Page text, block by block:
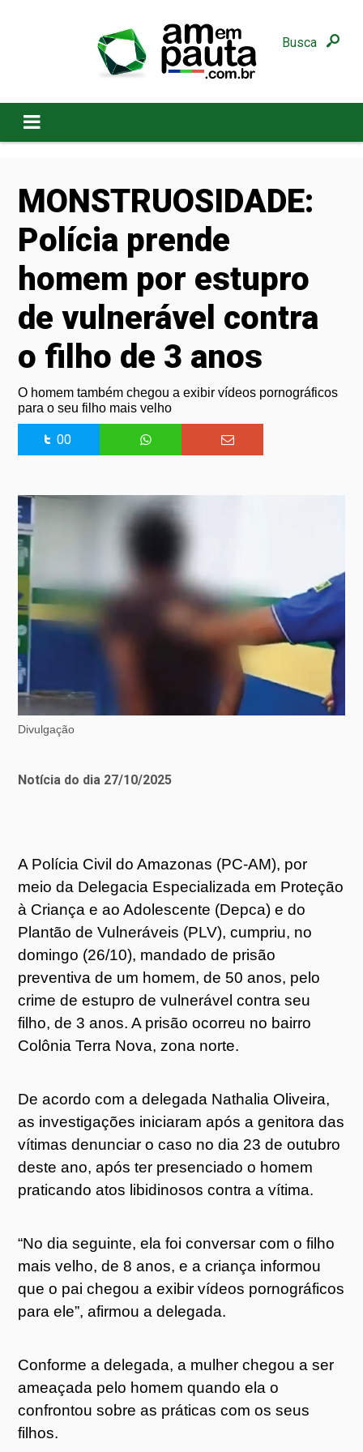
Busca
MONSTRUOSIDADE:
Polícia prende
homem por estupro
de vulnerável contra
o filho de 3 anos
O homem também chegou a exibir vídeos pornográficos
para o seu filho mais velho
00
Divulgação
Notícia do dia 27/10/2025
A Polícia Civil do Amazonas (PC-AM), por
meio da Delegacia Especializada em Proteção
à Criança e ao Adolescente (Depca) e do
Plantão de Vulneráveis (PLV), cumpriu, no
domingo (26/10), mandado de prisão
preventiva de um homem, de 50 anos, pelo
crime de estupro de vulnerável contra seu
filho, de 3 anos. A prisão ocorreu no bairro
Colônia Terra Nova, zona norte.
De acordo com a delegada Nathalia Oliveira,
as investigações iniciaram após a genitora das
vítimas denunciar o caso no dia 23 de outubro
deste ano, após ter presenciado o homem
praticando atos libidinosos contra a vítima.
“No dia seguinte, ela foi conversar com o filho
mais velho, de 8 anos, e a criança informou
que o pai chegou a exibir vídeos pornográficos
para ele”, afirmou a delegada.
Conforme a delegada, a mulher chegou a ser
ameaçada pelo homem quando ela o
confrontou sobre as práticas com os seus
filhos.